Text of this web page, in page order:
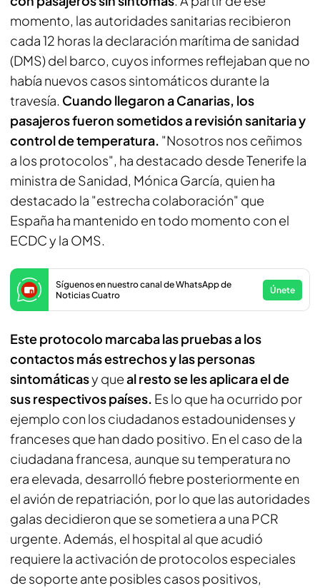
momento, las autoridades sanitarias recibieron
cada 12 horas la declaración marítima de sanidad
(DMS) del barco, cuyos informes reflejaban que no
había nuevos casos sintomáticos durante la
travesía. Cuando llegaron a Canarias, los
pasajeros fueron sometidos a revisión sanitaria y
control de temperatura. "Nosotros nos ceñimos
a los protocolos", ha destacado desde Tenerife la
ministra de Sanidad, Mónica García, quien ha
destacado la "estrecha colaboración" que
España ha mantenido en todo momento con el
ECDC y la OMS.
Síguenos en nuestro canal de WhatsApp de
Noticias Cuatro
Únete
Este protocolo marcaba las pruebas a los
contactos más estrechos y las personas
sintomáticasy queal resto se les aplicara el de
sus respectivos países. Es lo que ha ocurrido por
ejemplo con los ciudadanos estadounidenses y
franceses que han dado positivo. En el caso de la
ciudadana francesa, aunque su temperatura no
era elevada, desarrolló fiebre posteriormente en
el avión de repatriación, por lo que las autoridades
galas decidieron que se sometiera a una PCR
urgente. Además, el hospital al que acudió
requiere la activación de protocolos especiales
de soporte ante posibles casos positivos,